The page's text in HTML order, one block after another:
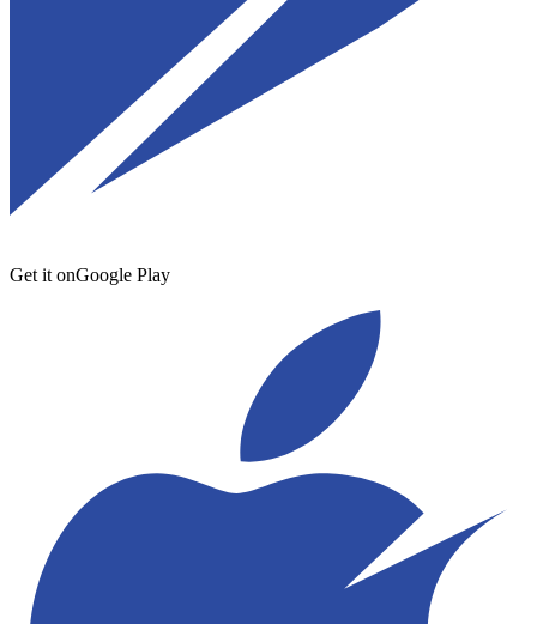
Get it onGoogle Play